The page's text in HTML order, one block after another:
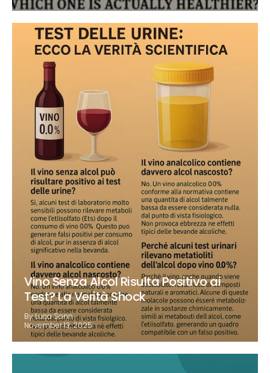
Vino Senza Alcol Risulta Positivo ai
Test? La Verità Shock
By Luca Sonn
November 13, 2025